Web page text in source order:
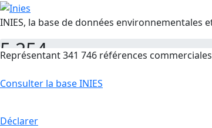
INIES, la base de données environnementales
5 254
Représentant 341 746 références
Consulter la base INIES
Déclarer